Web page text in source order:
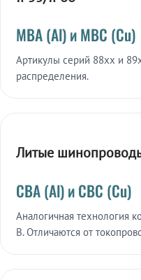
МВА (Al) и МВС (Cu)
Артикулы серий 88xx и
распределения.
Литые
СВА (Al) и СВС (Cu)
Аналогичная технология
В. Отличаются от